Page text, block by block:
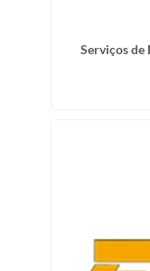
Serviços de